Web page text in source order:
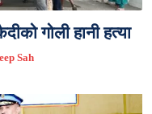
गोली हानी हत्या
Sah